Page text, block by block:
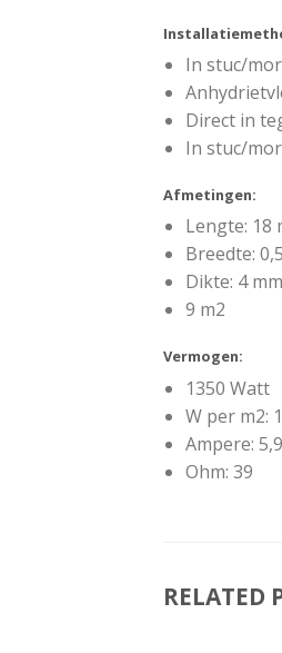
In stuc/
Direct in
In stuc/
Afmetingen:
Lengte: 18
Breedte:
Dikte: 4 mm
9 m2
Vermogen:
1350 Watt
W per m2:
Ampere: 5,9
Ohm: 39
RELATED